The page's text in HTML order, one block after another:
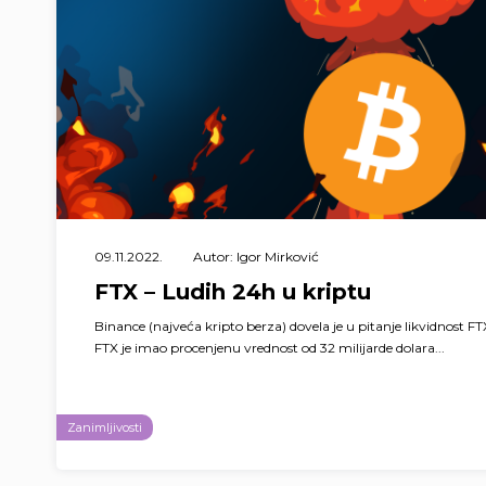
09.11.2022. Autor: Igor Mirković
FTX – Ludih 24h u kriptu
Binance (najveća kripto berza) dovela je u pitanje likvidnost
FTX je imao procenjenu vrednost od 32 milijarde dolara...
Zanimljivosti